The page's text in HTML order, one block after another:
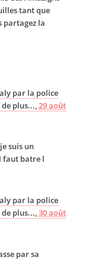
tant que
partagez la
par la police
plus...,29 août
suis un
faut batre l
par la police
plus...,30 août
par sa